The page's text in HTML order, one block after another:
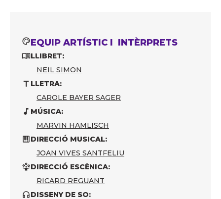
EQUIP ARTÍSTIC I INTÈRPRETS
LLIBRET:
NEIL SIMON
LLETRA:
CAROLE BAYER SAGER
MÚSICA:
MARVIN HAMLISCH
DIRECCIÓ MUSICAL:
JOAN VIVES SANTFELIU
DIRECCIÓ ESCÈNICA:
RICARD REGUANT
DISSENY DE SO: